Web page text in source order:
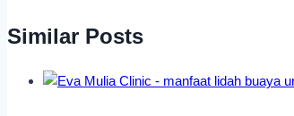
Similar Posts